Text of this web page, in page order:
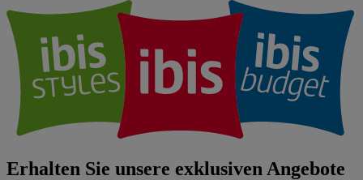
Erhalten Sie unsere exklusiven Angebote